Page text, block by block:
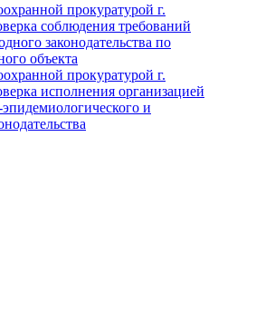
прокуратурой г.
соблюдения требований
законодательства по
объекта
прокуратурой г.
исполнения организацией
и